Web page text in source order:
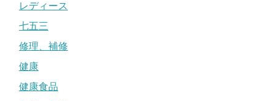
レディース
七五三
修理、補修
健康
健康食品